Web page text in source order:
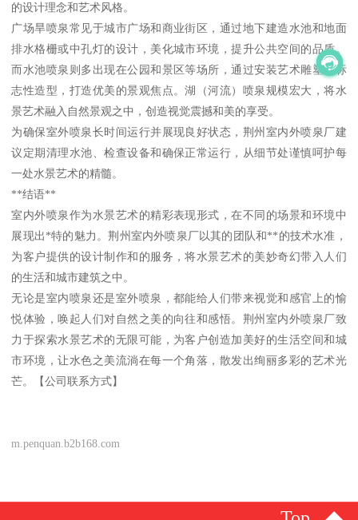
的设计理念和艺术风格。
广场旱喷泉常见于城市广场和商业街区，通过地下建造水池和地面
排水格栅或中孔灯的设计，美化城市环境，提升公共空间的品质。
而水池喷泉则多出现在公园和景区等场所，通过安装艺术雕塑或标
志性造型，打造优美的景观焦点。湖（河流）喷泉规模宏大，将水
景艺术融入自然景观之中，创造视觉震撼和美的享受。
为确保室外喷泉长时间运行并展现良好状态，荆州室内外喷泉厂建
议定期清理水池、检查设备和确保正常运行，从细节处谨慎呵护每
一处水景艺术的精髓。
**结语**
室内外喷泉作为水景艺术的精彩表现形式，在不同的场景和环境中
展现出*特的魅力。荆州室内外喷泉厂以其的团队和**的技术水准，
为客户提供的设计制作和的服务，将水景艺术的美妙奇幻带入人们
的生活和城市建筑之中。
无论是室内喷泉还是室外喷泉，都能给人们带来视觉和感官上的愉
悦体验，唤起人们对自然之美的向往和感悟。荆州室内外喷泉厂致
力于探索水景艺术的无限可能，为客户创造加美好的生活空间和城
市环境，让水色之美流淌在每一个角落，散发出绚丽多彩的艺术光
芒。【公司联系方式】
m.penquan.b2b168.com